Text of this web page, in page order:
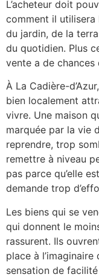
L’acheteur doit
comment il
du jardin, de la
du quotidien. Plus
vente a de chances
À La Cadière-
bien localement
vivre. Une maison
marquée par la vie
reprendre, trop
remettre à niveau
pas parce qu’elle
demande trop
Les biens qui se
qui donnent le
rassurent. Ils
place à
sensation de